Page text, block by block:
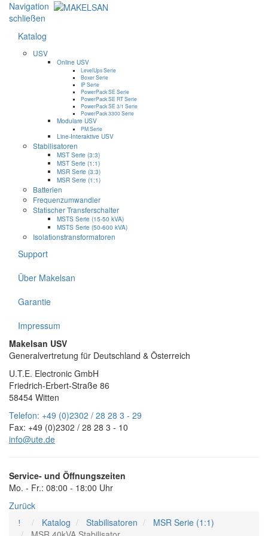
Navigation
schließen
Katalog
USV
Online USV
LevelUps Serie
Boxer Serie
IP Serie
PowerPack SE Serie
PowerPack SE RT Serie
PowerPack SE 3/1 Serie
PowerPack 3300 Serie
Modulare USV
PM Serie
Line-Interaktive USV
Stabilisatoren
MST Serie (3:3)
MST Serie (1:1)
MSR Serie (3:3)
MSR Serie (1:1)
Batterien
Frequenzumwandler
Statischer Transferschalter
MSTS Serie (15-50 kVA)
MSTS Serie (50-600 kVA)
Isolationstransformatoren
Support
Über Makelsan
Garantie
Impressum
Makelsan USV
Generalvertretung für Deutschland & Österreich
U.T.E. Electronic GmbH
Friedrich-Erbert-Straße 86
58454 Witten
Telefon: +49 (0)2302 / 28 28 3 - 29
Fax: +49 (0)2302 / 28 28 3 - 10
info@ute.de
Service- und Öffnungszeiten
Mo. - Fr.: 08:00 - 18:00 Uhr
Zurück
Katalog
Stabilisatoren
MSR Serie (1:1)